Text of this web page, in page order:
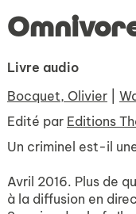
Livre audio
Bocquet, Olivier
Edité par Editions
Un criminel est-il
Avril 2016. Plus de
à la diffusion en